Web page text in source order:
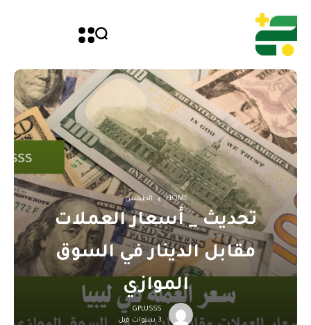
HOME الطقس
تحديث _ أسعار العملات
مقابل الدينار في السوق
الموازي
GPLUSSS
3 سنوات قبل